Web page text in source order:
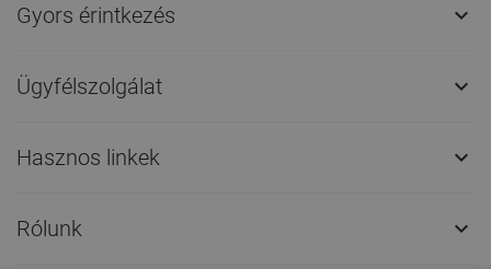
Gyors érintkezés 
Ügyfélszolgálat 
Hasznos linkek 
Rólunk 